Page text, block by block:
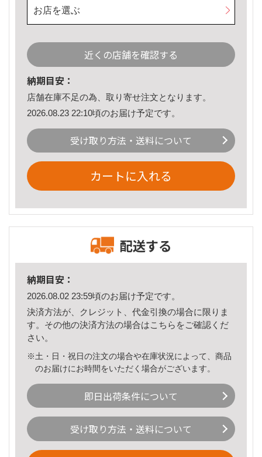
お店を選ぶ
近くの店舗を確認する
納期目安：
店舗在庫不足の為、取り寄せ注文となります。
2026.08.23 22:10頃のお届け予定です。
受け取り方法・送料について
カートに入れる
配送する
納期目安：
2026.08.02 23:59頃のお届け予定です。
決済方法が、クレジット、代金引換の場合に限りま
す。その他の決済方法の場合はこちら をご確認くだ
さい。
※土・日・祝日の注文の場合や在庫状況によって、商品
のお届けにお時間をいただく場合がございます。
即日出荷条件について
受け取り方法・送料について